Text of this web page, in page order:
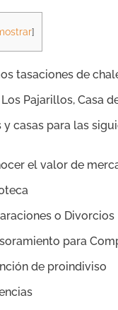
]
tasaciones de
Pajarillos, Casa
y casas para las
el valor de
o Divorcios
para
de proindiviso